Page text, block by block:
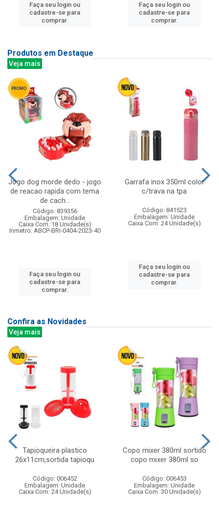
Faça seu login ou
cadastre-se para
comprar.
Faça seu login ou
cadastre-se para
comprar.
Produtos em Destaque
Veja mais
Jogo dog morde dedo - jogo
de reacao rapida com tema
de cach...
Código: 839356
Embalagem: Unidade
Caixa Com: 18 Unidade(s)
Inmetro: ABCP-BRI-0404-2023-40
Faça seu login ou
cadastre-se para
comprar.
Garrafa inox 350ml color
c/trava na tpa
Código: 841523
Embalagem: Unidade
Caixa Com: 24 Unidade(s)
Faça seu login ou
cadastre-se para
comprar.
Confira as Novidades
Veja mais
Tapioqueira plastico
26x11cm,sortida tapioqu
Código: 006452
Embalagem: Unidade
Caixa Com: 24 Unidade(s)
Copo mixer 380ml sortido
copo mixer 380ml so
Código: 006453
Embalagem: Unidade
Caixa Com: 30 Unidade(s)